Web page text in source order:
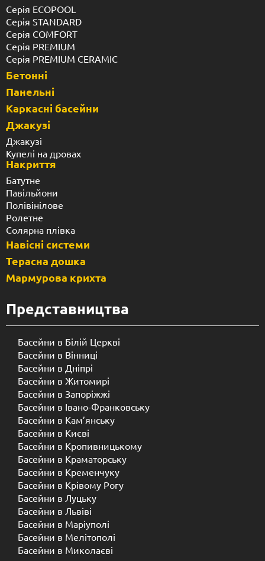
Серія ECOPOOL
Серія STANDARD
Серія COMFORT
Серія PREMIUM
Серія PREMIUM CERAMIC
Бетонні
Панельні
Каркасні басейни
Джакузі
Джакузі
Купелі на дровах
Накриття
Батутне
Павільйони
Полівінілове
Ролетне
Солярна плівка
Навісні системи
Терасна дошка
Мармурова крихта
Представництва
Басейни в Білій Церкві
Басейни в Вінниці
Басейни в Дніпрі
Басейни в Житомирі
Басейни в Запоріжжі
Басейни в Івано-Франковську
Басейни в Кам’янську
Басейни в Києві
Басейни в Кропивницькому
Басейни в Краматорську
Басейни в Кременчуку
Басейни в Крівому Рогу
Басейни в Луцьку
Басейни в Львіві
Басейни в Маріуполі
Басейни в Мелітополі
Басейни в Миколаєві